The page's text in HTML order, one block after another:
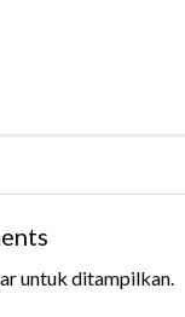
untuk ditampilkan.